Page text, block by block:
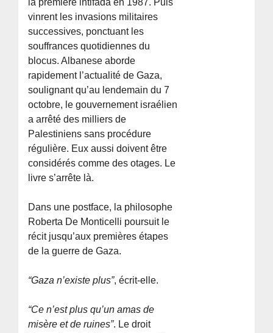
la première intifada en 1987. Puis
vinrent les invasions militaires
successives, ponctuant les
souffrances quotidiennes du
blocus. Albanese aborde
rapidement l’actualité de Gaza,
soulignant qu’au lendemain du 7
octobre, le gouvernement israélien
a arrêté des milliers de
Palestiniens sans procédure
régulière. Eux aussi doivent être
considérés comme des otages. Le
livre s’arrête là.
Dans une postface, la philosophe
Roberta De Monticelli poursuit le
récit jusqu’aux premières étapes
de la guerre de Gaza.
“Gaza n’existe plus”, écrit-elle.
“Ce n’est plus qu’un amas de
misère et de ruines”. Le droit